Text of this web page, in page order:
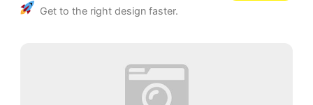
Get to the right design faster.